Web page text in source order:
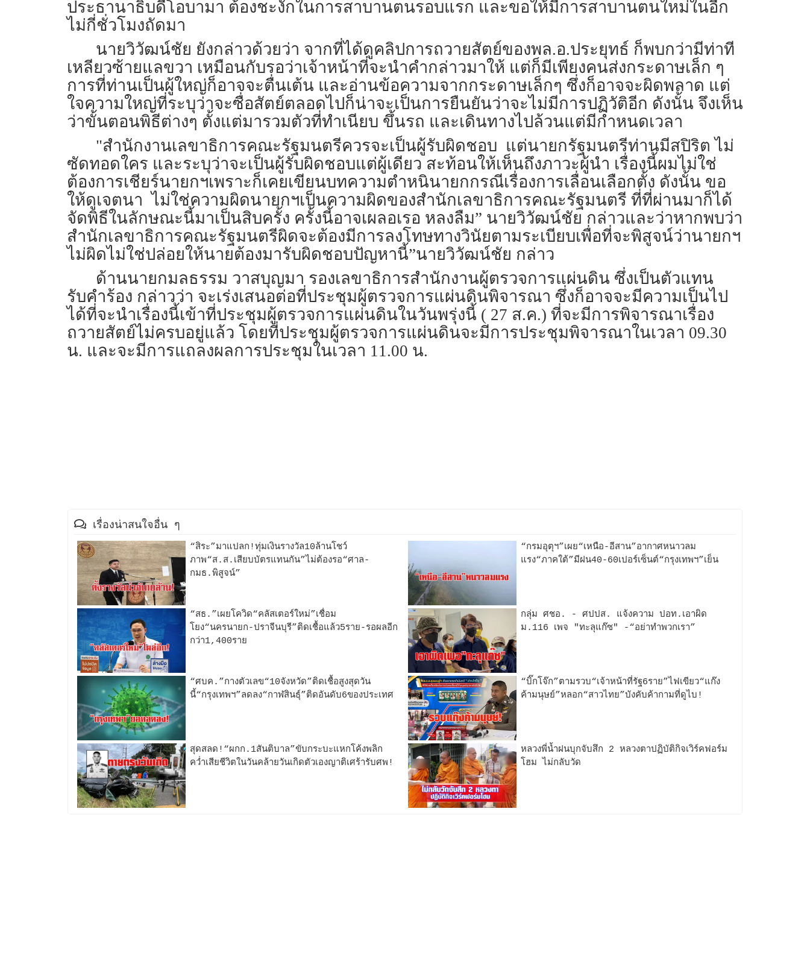
ประธานาธิบดีโอบามา ต้องชะงักในการสาบานตนรอบแรก และขอให้มีการสาบานตนใหม่ในอีก
ไม่กี่ชั่วโมงถัดมา
นายวิวัฒน์ชัย ยังกล่าวด้วยว่า จากที่ได้ดูคลิปการถวายสัตย์ของพล.อ.ประยุทธ์ ก็พบกว่ามีท่าที
เหลียวซ้ายแลขวา เหมือนกับรอว่าเจ้าหน้าที่จะนำคำกล่าวมาให้ แต่ก็มีเพียงคนส่งกระดาษเล็ก ๆ
การที่ท่านเป็นผู้ใหญ่ก็อาจจะตื่นเต้น และอ่านข้อความจากกระดาษเล็กๆ ซึ่งก็อาจจะผิดพลาด แต่
ใจความใหญ่ที่ระบุว่าจะซื่อสัตย์ตลอดไปก็น่าจะเป็นการยืนยันว่าจะไม่มีการปฏิวัติอีก ดังนั้น จึงเห็น
ว่าขั้นตอนพิธีต่างๆ ตั้งแต่มารวมตัวที่ทำเนียบ ขึ้นรถ และเดินทางไปล้วนแต่มีกำหนดเวลา
"สำนักงานเลขาธิการคณะรัฐมนตรีควรจะเป็นผู้รับผิดชอบ แต่นายกรัฐมนตรีท่านมีสปิริต ไม่
ซัดทอดใคร และระบุว่าจะเป็นผู้รับผิดชอบแต่ผู้เดียว สะท้อนให้เห็นถึงภาวะผู้นำ เรื่องนี้ผมไม่ใช่
ต้องการเชียร์นายกฯเพราะก็เคยเขียนบทความตำหนินายกกรณีเรื่องการเลื่อนเลือกตั้ง ดังนั้น ขอ
ให้ดูเจตนา ไม่ใช่ความผิดนายกฯเป็นความผิดของสำนักเลขาธิการคณะรัฐมนตรี ที่ที่ผ่านมาก็ได้
จัดพิธีในลักษณะนี้มาเป็นสิบครั้ง ครั้งนี้อาจเผลอเรอ หลงลืม” นายวิวัฒน์ชัย กล่าวและว่าหากพบว่า
สำนักเลขาธิการคณะรัฐมนตรีผิดจะต้องมีการลงโทษทางวินัยตามระเบียบเพื่อที่จะพิสูจน์ว่านายกฯ
ไม่ผิดไม่ใช่ปล่อยให้นายต้องมารับผิดชอบปัญหานี้”นายวิวัฒน์ชัย กล่าว
ด้านนายกมลธรรม วาสบุญมา รองเลขาธิการสำนักงานผู้ตรวจการแผ่นดิน ซึ่งเป็นตัวแทน
รับคำร้อง กล่าวว่า จะเร่งเสนอต่อที่ประชุมผู้ตรวจการแผ่นดินพิจารณา ซึ่งก็อาจจะมีความเป็นไป
ได้ที่จะนำเรื่องนี้เข้าที่ประชุมผู้ตรวจการแผ่นดินในวันพรุ่งนี้ ( 27 ส.ค.) ที่จะมีการพิจารณาเรื่อง
ถวายสัตย์ไม่ครบอยู่แล้ว โดยที่ประชุมผู้ตรวจการแผ่นดินจะมีการประชุมพิจารณาในเวลา 09.30
น. และจะมีการแถลงผลการประชุมในเวลา 11.00 น.
เรื่องน่าสนใจอื่น ๆ
“สิระ”มาแปลก!ทุ่มเงินรางวัล10ล้านโชว์
ภาพ“ส.ส.เสียบบัตรแทนกัน”ไม่ต้องรอ“ศาล-
กมธ.พิสูจน์”
“กรมอุตุฯ”เผย“เหนือ-อีสาน”อากาศหนาวลม
แรง“ภาคใต้”มีฝน40-60เปอร์เซ็นต์“กรุงเทพฯ”เย็น
“สธ.”เผยโควิด“คลัสเตอร์ใหม่”เชื่อม
โยง“นครนายก-ปราจีนบุรี”ติดเชื้อแล้ว5ราย-รอผลอีก
กว่า1,400ราย
กลุ่ม ศชอ. - ศปปส. แจ้งความ ปอท.เอาผิด
ม.116 เพจ "ทะลุแก๊ซ" -“อย่าทำพวกเรา”
“ศบค.”กางตัวเลข“10จังหวัด”ติดเชื้อสูงสุดวัน
นี้“กรุงเทพฯ”ลดลง“กาฬสินธุ์”ติดอันดับ6ของประเทศ
“บิ๊กโจ๊ก”ตามรวบ“เจ้าหน้าที่รัฐ6ราย”ไฟเขียว“แก๊ง
ค้ามนุษย์”หลอก“สาวไทย”บังคับค้ากามที่ดูไบ!
สุดสลด!“ผกก.1สันติบาล”ขับกระบะแหกโค้งพลิก
คว่ำเสียชีวิตในวันคล้ายวันเกิดตัวเองญาติเศร้ารับศพ!
หลวงพี่น้ำฝนบุกจับสึก 2 หลวงตาปฏิบัติกิจเวิร์คฟอร์ม
โฮม ไม่กลับวัด